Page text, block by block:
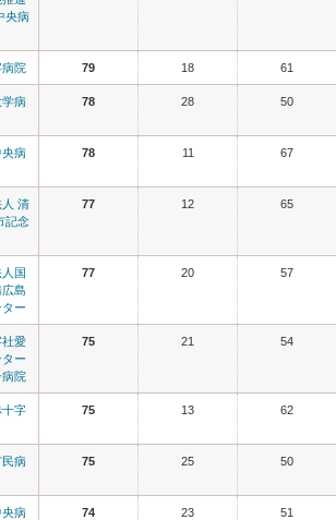
央病
病院 79 18 61
学病
78 28 50
央病
78 11 67
清
記念
77 12 65
国
島
ー
77 20 57
社愛
ー
病院
75 21 54
十字
75 13 62
民病
75 25 50
央病
74 23 51